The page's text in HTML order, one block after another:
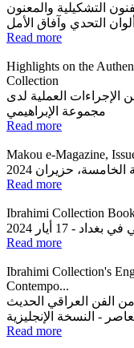
التشكيلية والمعنون
Read more
Highlights on the
Collection
الإجراءات العملية لدى
مجموعة الإبراهيمي
Read more
Makou e-Magazine,
حزيران 2024
Read more
Ibrahimi Collection
- 17 أيار 2024
Read more
Ibrahimi Collection's
Contempo...
الفن العراقي الحديث
- النسخة الإنجليزية
Read more